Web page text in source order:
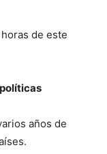
de este
años de